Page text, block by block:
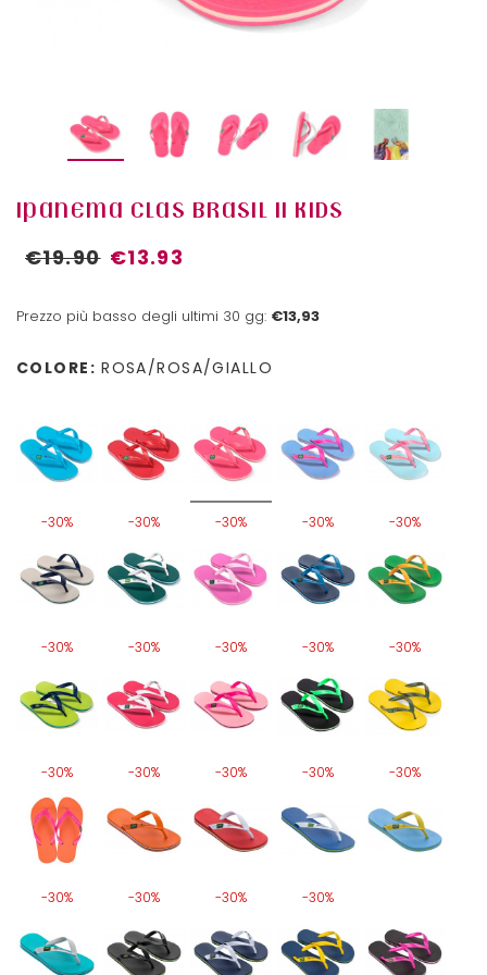
IPANEMA CLAS BRASIL II KIDS
€19.90 €13.93
Prezzo più basso degli ultimi 30 gg: €13,93
COLORE: ROSA/ROSA/GIALLO
-30% -30% -30% -30% -30%
-30% -30% -30% -30% -30%
-30% -30% -30% -30% -30%
-30% -30% -30% -30%